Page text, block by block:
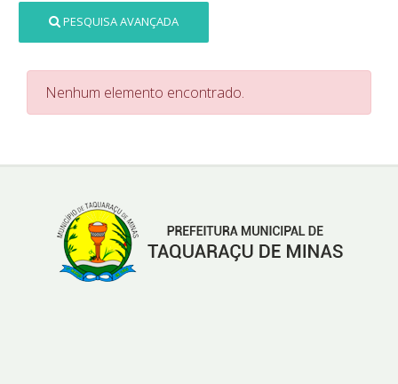
PESQUISA AVANÇADA
Nenhum elemento encontrado.